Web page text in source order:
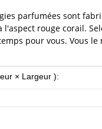
parfumées sont
rouge corail.
pour vous. Vous le
× Largeur ):